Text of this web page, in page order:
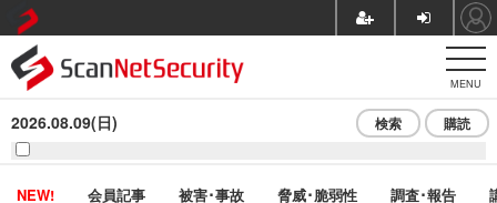
MENU
2026.08.09(日) 検索 購読
NEW! 会員記事 被害･事故 脅威･脆弱性 調査･報告